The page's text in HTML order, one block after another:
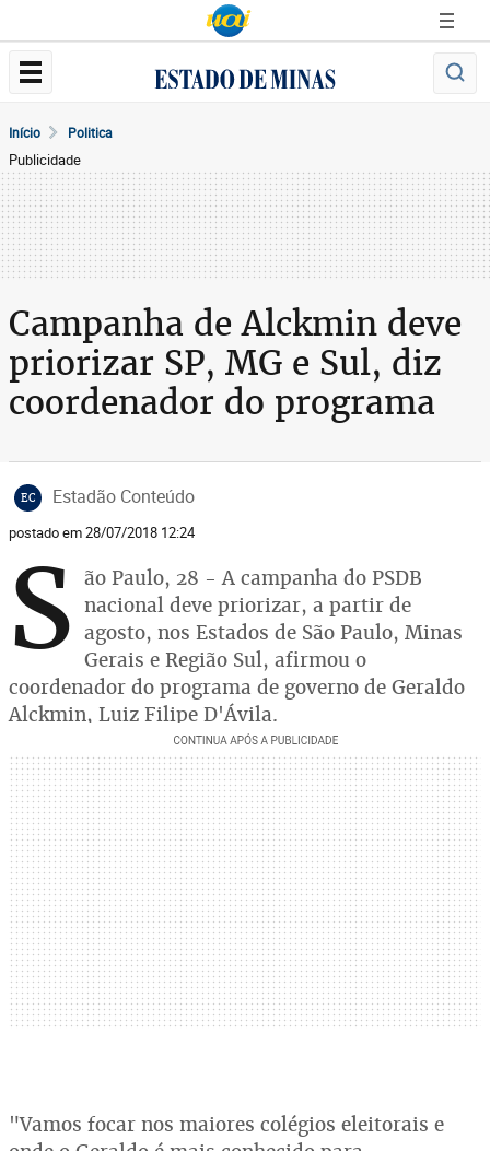
Início Politica
Publicidade
Campanha de Alckmin deve
priorizar SP, MG e Sul, diz
coordenador do programa
EC Estadão Conteúdo
postado em 28/07/2018 12:24
S ão Paulo, 28 - A campanha do PSDB
nacional deve priorizar, a partir de
agosto, nos Estados de São Paulo, Minas
Gerais e Região Sul, afirmou o
coordenador do programa de governo de Geraldo
Alckmin, Luiz Filipe D'Ávila.
"Vamos focar nos maiores colégios eleitorais e